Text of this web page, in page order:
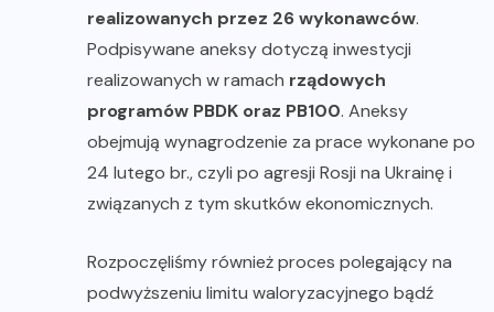
realizowanych przez 26 wykonawców.
Podpisywane aneksy dotyczą inwestycji
realizowanych w ramach rządowych
programów PBDK oraz PB100. Aneksy
obejmują wynagrodzenie za prace wykonane po
24 lutego br., czyli po agresji Rosji na Ukrainę i
związanych z tym skutków ekonomicznych.
Rozpoczęliśmy również proces polegający na
podwyższeniu limitu waloryzacyjnego bądź